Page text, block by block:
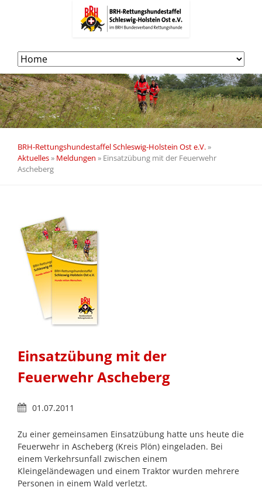
Navigation
überspringen
BRH-Rettungshundestaffel Schleswig-Holstein Ost e.V.»
Aktuelles» Meldungen » Einsatzübung mit der Feuerwehr
Ascheberg
Einsatzübung mit der
Feuerwehr Ascheberg
01.07.2011
Zu einer gemeinsamen Einsatzübung hatte uns heute die
Feuerwehr in Ascheberg (Kreis Plön) eingeladen. Bei
einem Verkehrsunfall zwischen einem
Kleingeländewagen und einem Traktor wurden mehrere
Personen in einem Wald verletzt.